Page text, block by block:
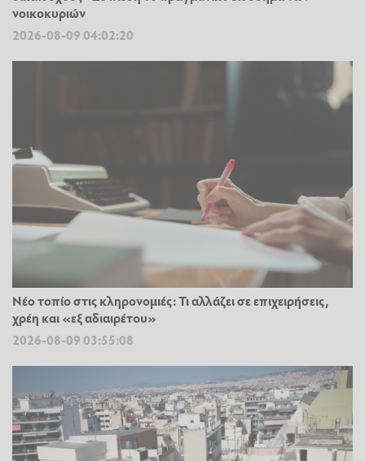
νοικοκυριών
2026-08-09 04:02:20
Νέο τοπίο στις κληρονομιές: Τι αλλάζει σε επιχειρήσεις,
χρέη και «εξ αδιαιρέτου»
2026-08-09 03:55:08